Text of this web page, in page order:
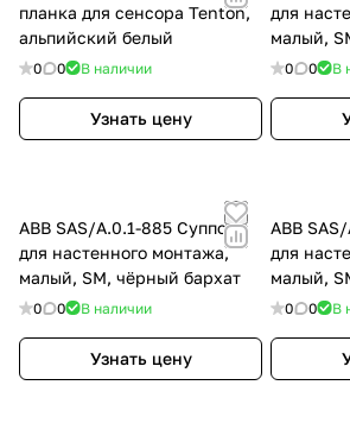
планка для сенсора Tenton,
альпийский белый
0 0 В наличии
Узнать цену
для
малый,
0 0 В
ABB SAS/A.0.1-885 Суппорт
для настенного монтажа,
малый, SM, чёрный бархат
0 0 В наличии
Узнать цену
ABB
для
малый,
0 0 В